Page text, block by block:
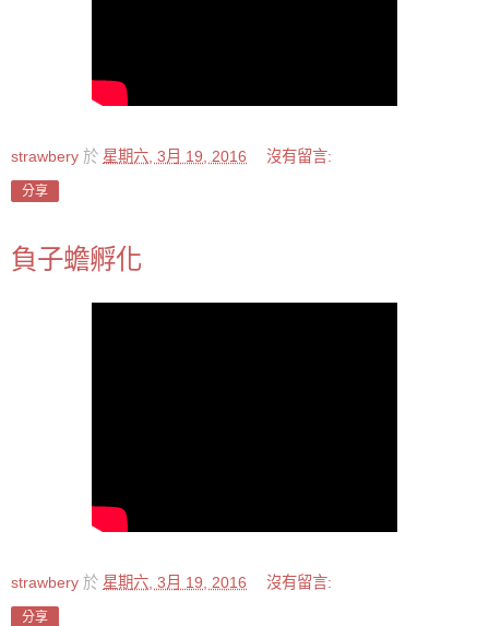
strawbery 於 星期六, 3月 19, 2016 沒有留言:
分享
負子蟾孵化
strawbery 於 星期六, 3月 19, 2016 沒有留言:
分享